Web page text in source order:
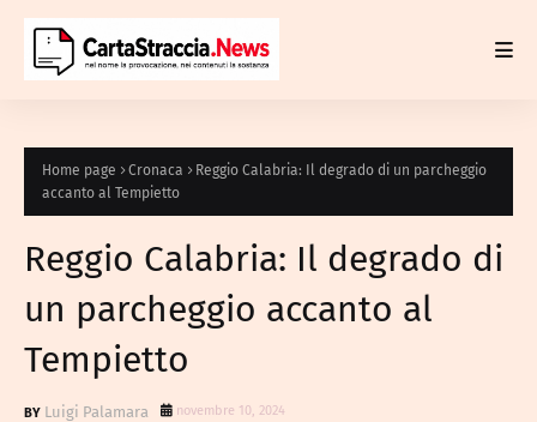
Home page Cronaca
Reggio Calabria: Il degrado di un parcheggio
accanto al Tempietto
Reggio Calabria: Il degrado di
un parcheggio accanto al
Tempietto
Luigi Palamara novembre 10, 2024